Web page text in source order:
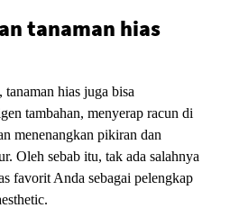
tanaman hias
tanaman hias juga bisa
tambahan, menyerap racun di
menenangkan pikiran dan
Oleh sebab itu, tak ada salahnya
favorit Anda sebagai pelengkap